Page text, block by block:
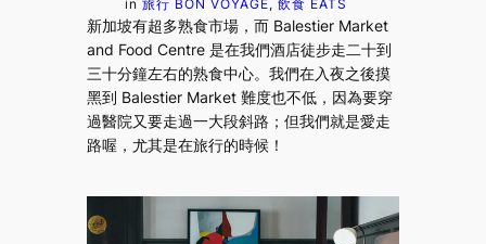
in旅行 BON VOYAGE, 飲食 EATS
新加坡有超多熟食市場，而 Balestier Market
and Food Centre 是在我們酒店徒步走二十到
三十分鐘左右的熟食中心。我們在入夜之後摸
黑到 Balestier Market 難度也不低，因為要穿
過醫院又要走過一大段斜路；但我們就是愛走
路喔，尤其是在旅行的時候！